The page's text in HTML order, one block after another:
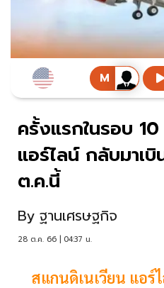
ครั้งแรกในรอบ
แอร์ไลน์ กลับมาเบิ
ต.ค.นี้
By ฐานเศรษฐกิจ
28 ต.ค. 66 | 04:37 น.
สแกนดิเนเวียน แอ